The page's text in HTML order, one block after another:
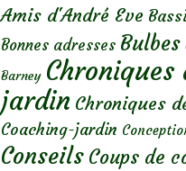
Amis d'André Eve
Bonnes adresses Bulbes
Barney Chroniques
jardin Chroniques
Coaching-jardin
Conseils Coups de